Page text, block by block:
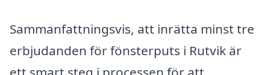
Sammanfattningsvis, att inrätta minst tre
erbjudanden för fönsterputs i Rutvik är